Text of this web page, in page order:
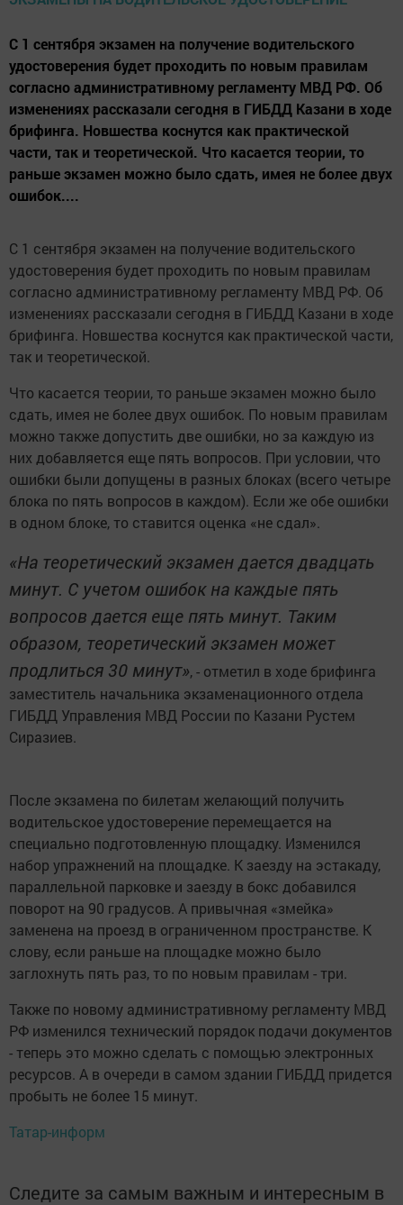
С 1 сентября экзамен на получение водительского
удостоверения будет проходить по новым правилам
согласно административному регламенту МВД РФ. Об
изменениях рассказали сегодня в ГИБДД Казани в ходе
брифинга. Новшества коснутся как практической
части, так и теоретической. Что касается теории, то
раньше экзамен можно было сдать, имея не более двух
ошибок....
С 1 сентября экзамен на получение водительского
удостоверения будет проходить по новым правилам
согласно административному регламенту МВД РФ. Об
изменениях рассказали сегодня в ГИБДД Казани в ходе
брифинга. Новшества коснутся как практической части,
так и теоретической.
Что касается теории, то раньше экзамен можно было
сдать, имея не более двух ошибок. По новым правилам
можно также допустить две ошибки, но за каждую из
них добавляется еще пять вопросов. При условии, что
ошибки были допущены в разных блоках (всего четыре
блока по пять вопросов в каждом). Если же обе ошибки
в одном блоке, то ставится оценка «не сдал».
«На теоретический экзамен дается двадцать
минут. С учетом ошибок на каждые пять
вопросов дается еще пять минут. Таким
образом, теоретический экзамен может
продлиться 30 минут», - отметил в ходе брифинга
заместитель начальника экзаменационного отдела
ГИБДД Управления МВД России по Казани Рустем
Сиразиев.
После экзамена по билетам желающий получить
водительское удостоверение перемещается на
специально подготовленную площадку. Изменился
набор упражнений на площадке. К заезду на эстакаду,
параллельной парковке и заезду в бокс добавился
поворот на 90 градусов. А привычная «змейка»
заменена на проезд в ограниченном пространстве. К
слову, если раньше на площадке можно было
заглохнуть пять раз, то по новым правилам - три.
Также по новому административному регламенту МВД
РФ изменился технический порядок подачи документов
- теперь это можно сделать с помощью электронных
ресурсов. А в очереди в самом здании ГИБДД придется
пробыть не более 15 минут.
Татар-информ
Следите за самым важным и интересным в